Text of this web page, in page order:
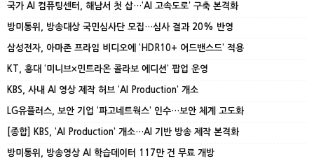
국가 AI 컴퓨팅센터, 해남서 첫 삽…‘AI 고속도로’ 구축 본격화
방미통위, 방송대상 국민심사단 모집…심사 결과 20% 반영
삼성전자, 아마존 프라임 비디오에 ‘HDR10+ 어드밴스드’ 적용
KT, 홍대 ‘미니브×민트라온 콜라보 에디션’ 팝업 운영
KBS, 사내 AI 영상 제작 허브 ‘AI Production’ 개소
LG유플러스, 보안 기업 ‘파고네트웍스’ 인수…보안 체계 고도화
[종합] KBS, ‘AI Production’ 개소…AI 기반 방송 제작 본격화
방미통위, 방송영상 AI 학습데이터 117만 건 무료 개방